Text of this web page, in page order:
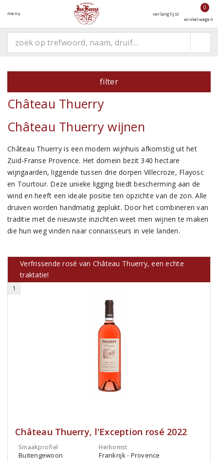
menu verlanglijst
0
winkelwagen
filter
Château Thuerry
Château Thuerry wijnen
Château Thuerry is een modern wijnhuis afkomstig uit het
Zuid-Franse Provence. Het domein bezit 340 hectare
wijngaarden, liggende tussen drie dorpen Villecroze, Flayosc
en Tourtour. Deze unieke ligging biedt bescherming aan de
wind en heeft een ideale positie ten opzichte van de zon. Alle
druiven worden handmatig geplukt. Door het combineren van
traditie met de nieuwste inzichten weet men wijnen te maken
die hun weg vinden naar connaisseurs in vele landen.
Verfrissende rosé van Château Thuerry, een echte
traktatie!
1
Château Thuerry, l'Exception rosé 2022
Smaakprofiel
Buitengewoon
Herkomst
Frankrijk - Provence